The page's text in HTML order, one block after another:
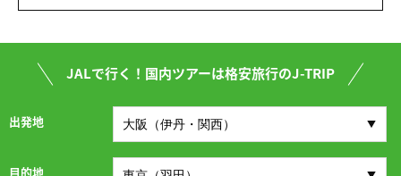
JALで行く！国内ツアーは格安旅行のJ-TRIP
出発地
目的地